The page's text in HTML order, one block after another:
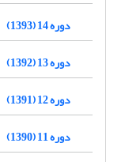
دوره 14 (1393)
دوره 13 (1392)
دوره 12 (1391)
دوره 11 (1390)